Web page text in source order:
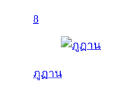
8
ภูฏาน